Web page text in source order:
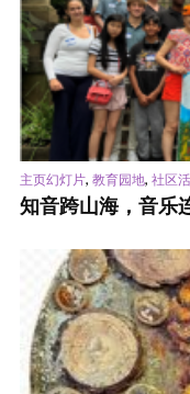
主页幻灯片, 教育园地, 社区
知音跨山海，音乐